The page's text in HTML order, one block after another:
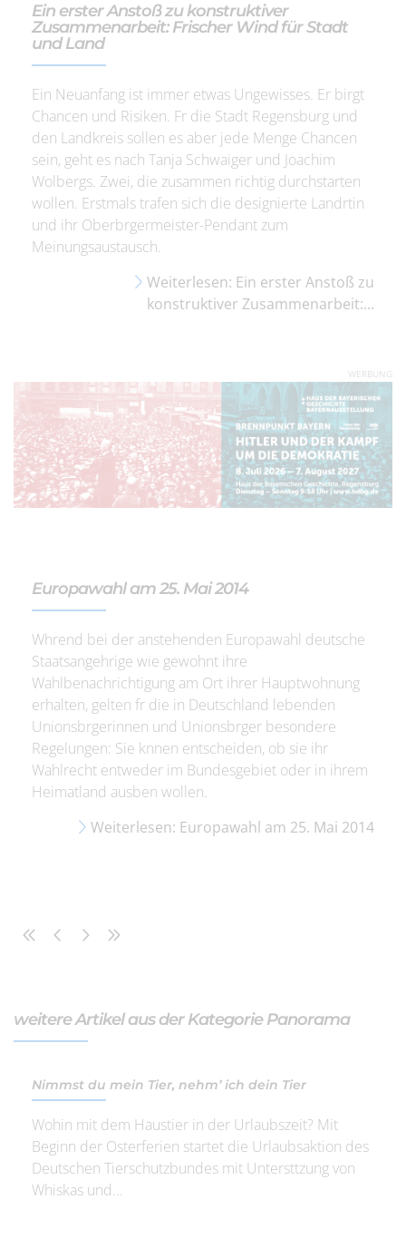
Ein erster Anstoß zu konstruktiver
Zusammenarbeit: Frischer Wind für Stadt
und Land
Ein Neuanfang ist immer etwas Ungewisses. Er birgt
Chancen und Risiken. Fr die Stadt Regensburg und
den Landkreis sollen es aber jede Menge Chancen
sein, geht es nach Tanja Schwaiger und Joachim
Wolbergs. Zwei, die zusammen richtig durchstarten
wollen. Erstmals trafen sich die designierte Landrtin
und ihr Oberbrgermeister-Pendant zum
Meinungsaustausch.
Weiterlesen: Ein erster Anstoß zu
konstruktiver Zusammenarbeit:...
WERBUNG
Europawahl am 25. Mai 2014
Whrend bei der anstehenden Europawahl deutsche
Staatsangehrige wie gewohnt ihre
Wahlbenachrichtigung am Ort ihrer Hauptwohnung
erhalten, gelten fr die in Deutschland lebenden
Unionsbrgerinnen und Unionsbrger besondere
Regelungen: Sie knnen entscheiden, ob sie ihr
Wahlrecht entweder im Bundesgebiet oder in ihrem
Heimatland ausben wollen.
Weiterlesen: Europawahl am 25. Mai 2014
weitere Artikel aus der Kategorie Panorama
Nimmst du mein Tier, nehm’ ich dein Tier
Wohin mit dem Haustier in der Urlaubszeit? Mit
Beginn der Osterferien startet die Urlaubsaktion des
Deutschen Tierschutzbundes mit Untersttzung von
Whiskas und...